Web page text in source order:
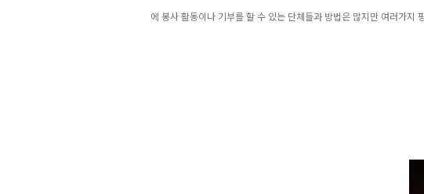
에 봉사 활동이나 기부를 할 수 있는 단체들과 방법은 많지만 여러가지